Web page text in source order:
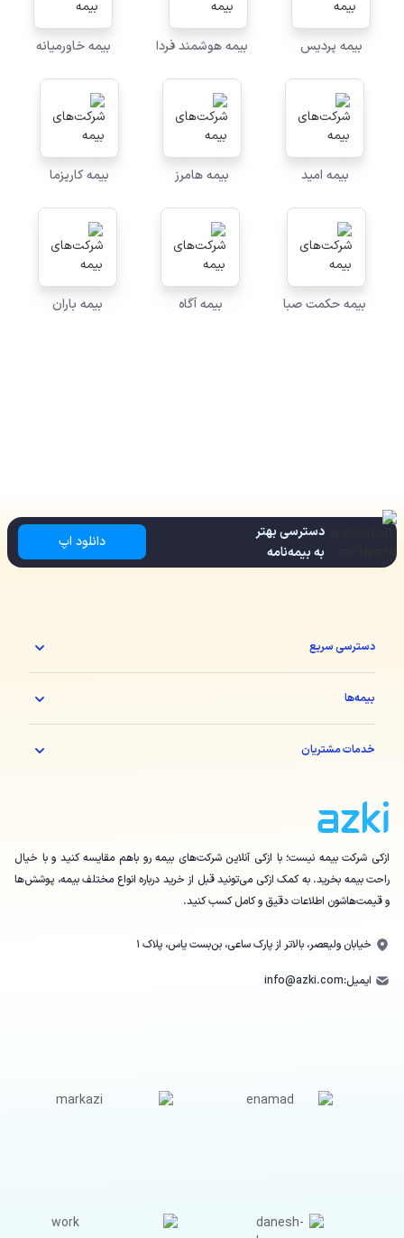
بیمه پردیس بیمه هوشمند فردا بیمه خاورمیانه
بیمه امید بیمه هامرز بیمه کاریزما
بیمه حکمت صبا بیمه آگاه بیمه باران
دسترسی بهتر
به بیمه‌نامه
دانلود اپ
ازکی شرکت بیمه نیست؛ با ازکی آنلاین شرکت‌های بیمه رو باهم مقایسه کنید و با خیال
راحت بیمه بخرید. به کمک ازکی می‌تونید قبل از خرید درباره انواع مختلف بیمه، پوشش‌ها
و قیمت‌هاشون اطلاعات دقیق و کامل کسب کنید.
خیابان ولیعصر، بالاتر از پارک ساعی، بن‌بست یاس، پلاک ۱
ایمیل:info@azki.com
دسترسی سریع
بیمه‌ها
خدمات مشتریان